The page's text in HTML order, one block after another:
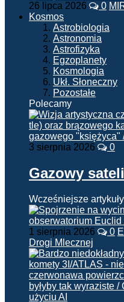
26 lipca 2026 0
Kosmos
Astrobiologia
Astronomia
Astrofizyka
Egzoplanety
Kosmologia
Ukł. Słoneczny
Pozostałe
Polecamy
3 sierpnia 2026 0
Gazowy
Wcześniejsze artykuły
1 sierpnia 2026 0
Drogi Mlecznej